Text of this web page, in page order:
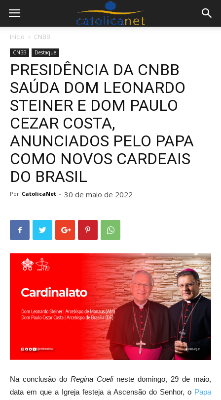
Início CNBB
CNBB Destaque
PRESIDÊNCIA DA CNBB
SAÚDA DOM LEONARDO
STEINER E DOM PAULO
CEZAR COSTA,
ANUNCIADOS PELO PAPA
COMO NOVOS CARDEAIS
DO BRASIL
Por CatolicaNet - 30 de maio de 2022
Na conclusão do Regina Coeli neste domingo, 29 de maio,
data em que a Igreja festeja a Ascensão do Senhor, o Papa